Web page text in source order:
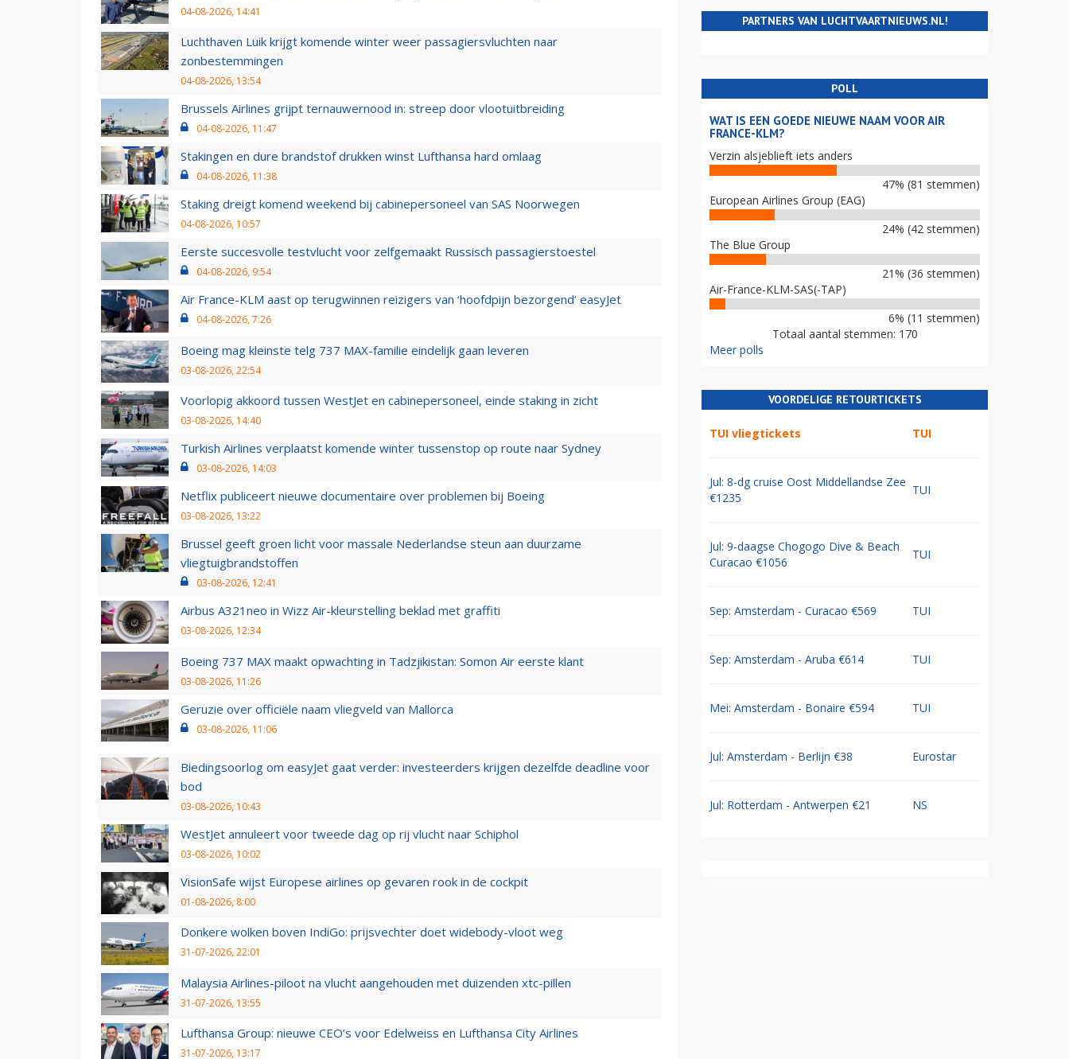
04-08-2026, 14:41
Luchthaven Luik krijgt komende winter weer passagiersvluchten naar
zonbestemmingen
04-08-2026, 13:54
Brussels Airlines grijpt ternauwernood in: streep door vlootuitbreiding
04-08-2026, 11:47
Stakingen en dure brandstof drukken winst Lufthansa hard omlaag
04-08-2026, 11:38
Staking dreigt komend weekend bij cabinepersoneel van SAS Noorwegen
04-08-2026, 10:57
Eerste succesvolle testvlucht voor zelfgemaakt Russisch passagierstoestel
04-08-2026, 9:54
Air France-KLM aast op terugwinnen reizigers van ‘hoofdpijn bezorgend’ easyJet
04-08-2026, 7:26
Boeing mag kleinste telg 737 MAX-familie eindelijk gaan leveren
03-08-2026, 22:54
Voorlopig akkoord tussen WestJet en cabinepersoneel, einde staking in zicht
03-08-2026, 14:40
Turkish Airlines verplaatst komende winter tussenstop op route naar Sydney
03-08-2026, 14:03
Netflix publiceert nieuwe documentaire over problemen bij Boeing
03-08-2026, 13:22
Brussel geeft groen licht voor massale Nederlandse steun aan duurzame
vliegtuigbrandstoffen
03-08-2026, 12:41
Airbus A321neo in Wizz Air-kleurstelling beklad met graffiti
03-08-2026, 12:34
Boeing 737 MAX maakt opwachting in Tadzjikistan: Somon Air eerste klant
03-08-2026, 11:26
Geruzie over officiële naam vliegveld van Mallorca
03-08-2026, 11:06
Biedingsoorlog om easyJet gaat verder: investeerders krijgen dezelfde deadline voor
bod
03-08-2026, 10:43
WestJet annuleert voor tweede dag op rij vlucht naar Schiphol
03-08-2026, 10:02
VisionSafe wijst Europese airlines op gevaren rook in de cockpit
01-08-2026, 8:00
Donkere wolken boven IndiGo: prijsvechter doet widebody-vloot weg
31-07-2026, 22:01
Malaysia Airlines-piloot na vlucht aangehouden met duizenden xtc-pillen
31-07-2026, 13:55
Lufthansa Group: nieuwe CEO’s voor Edelweiss en Lufthansa City Airlines
31-07-2026, 13:17
PARTNERS VAN LUCHTVAARTNIEUWS.NL!
POLL
WAT IS EEN GOEDE NIEUWE NAAM VOOR AIR
FRANCE-KLM?
Verzin alsjeblieft iets anders
47% (81 stemmen)
European Airlines Group (EAG)
24% (42 stemmen)
The Blue Group
21% (36 stemmen)
Air-France-KLM-SAS(-TAP)
6% (11 stemmen)
Totaal aantal stemmen: 170
Meer polls
VOORDELIGE RETOURTICKETS
TUI vliegtickets TUI
Jul: 8-dg cruise Oost Middellandse Zee
€1235
TUI
Jul: 9-daagse Chogogo Dive & Beach
Curacao €1056
TUI
Sep: Amsterdam - Curacao €569 TUI
Sep: Amsterdam - Aruba €614 TUI
Mei: Amsterdam - Bonaire €594 TUI
Jul: Amsterdam - Berlijn €38 Eurostar
Jul: Rotterdam - Antwerpen €21 NS